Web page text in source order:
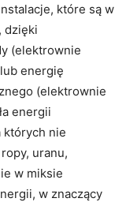
które są w
dzięki
(elektrownie
energię
(elektrownie
energii
których nie
uranu,
w miksie
w znaczący